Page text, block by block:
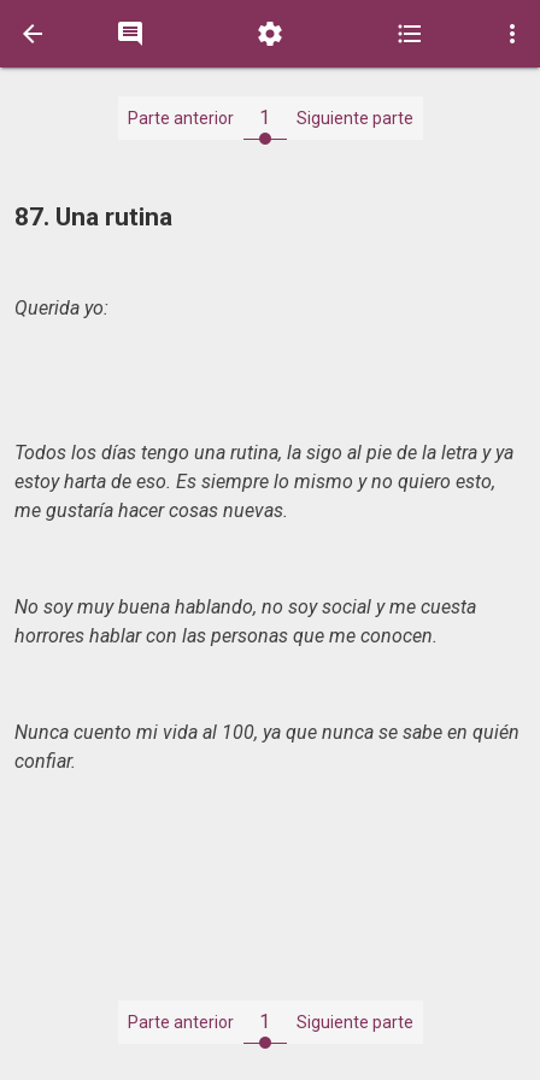
    
Parte anterior 1 Siguiente parte
87. Una rutina
Querida yo:
Todos los días tengo una rutina, la sigo al pie de la letra y ya
estoy harta de eso. Es siempre lo mismo y no quiero esto,
me gustaría hacer cosas nuevas.
No soy muy buena hablando, no soy social y me cuesta
horrores hablar con las personas que me conocen.
Nunca cuento mi vida al 100, ya que nunca se sabe en quién
confiar.
Parte anterior 1 Siguiente parte